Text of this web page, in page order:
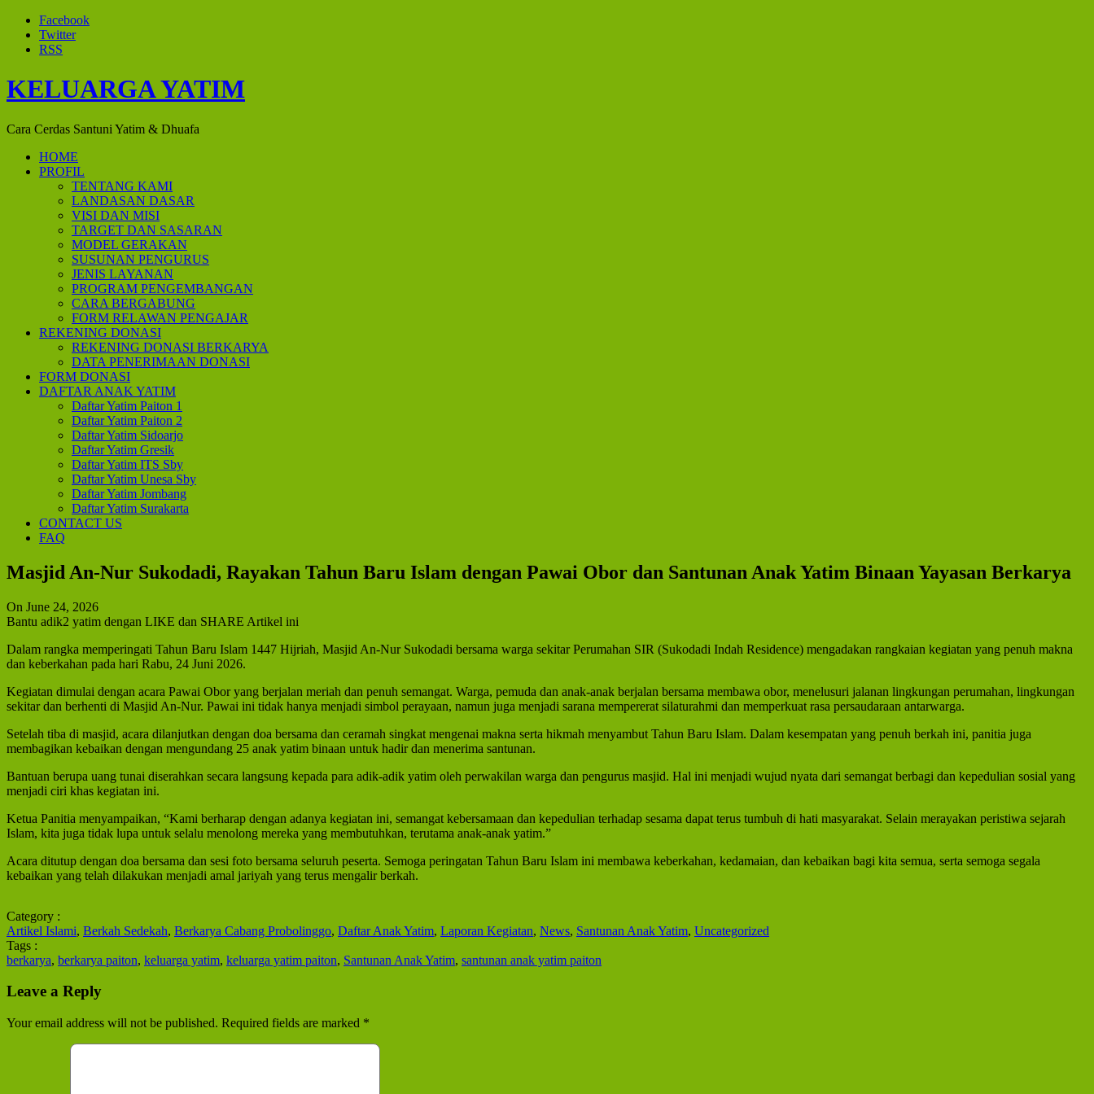
Facebook
Twitter
RSS
KELUARGA YATIM
Cara Cerdas Santuni Yatim & Dhuafa
HOME
PROFIL
TENTANG KAMI
LANDASAN DASAR
VISI DAN MISI
TARGET DAN SASARAN
MODEL GERAKAN
SUSUNAN PENGURUS
JENIS LAYANAN
PROGRAM PENGEMBANGAN
CARA BERGABUNG
FORM RELAWAN PENGAJAR
REKENING DONASI
REKENING DONASI BERKARYA
DATA PENERIMAAN DONASI
FORM DONASI
DAFTAR ANAK YATIM
Daftar Yatim Paiton 1
Daftar Yatim Paiton 2
Daftar Yatim Sidoarjo
Daftar Yatim Gresik
Daftar Yatim ITS Sby
Daftar Yatim Unesa Sby
Daftar Yatim Jombang
Daftar Yatim Surakarta
CONTACT US
FAQ
Masjid An-Nur Sukodadi, Rayakan Tahun Baru Islam dengan Pawai Obor dan Santunan Anak Yatim Binaan Yayasan Berkarya
On June 24, 2026
Bantu adik2 yatim dengan LIKE dan SHARE Artikel ini
Dalam rangka memperingati Tahun Baru Islam 1447 Hijriah, Masjid An-Nur Sukodadi bersama warga sekitar Perumahan SIR (Sukodadi Indah Residence) mengadakan rangkaian kegiatan yang penuh makna
dan keberkahan pada hari Rabu, 24 Juni 2026.
Kegiatan dimulai dengan acara Pawai Obor yang berjalan meriah dan penuh semangat. Warga, pemuda dan anak-anak berjalan bersama membawa obor, menelusuri jalanan lingkungan perumahan, lingkungan
sekitar dan berhenti di Masjid An-Nur. Pawai ini tidak hanya menjadi simbol perayaan, namun juga menjadi sarana mempererat silaturahmi dan memperkuat rasa persaudaraan antarwarga.
Setelah tiba di masjid, acara dilanjutkan dengan doa bersama dan ceramah singkat mengenai makna serta hikmah menyambut Tahun Baru Islam. Dalam kesempatan yang penuh berkah ini, panitia juga
membagikan kebaikan dengan mengundang 25 anak yatim binaan untuk hadir dan menerima santunan.
Bantuan berupa uang tunai diserahkan secara langsung kepada para adik-adik yatim oleh perwakilan warga dan pengurus masjid. Hal ini menjadi wujud nyata dari semangat berbagi dan kepedulian sosial yang
menjadi ciri khas kegiatan ini.
Ketua Panitia menyampaikan, “Kami berharap dengan adanya kegiatan ini, semangat kebersamaan dan kepedulian terhadap sesama dapat terus tumbuh di hati masyarakat. Selain merayakan peristiwa sejarah
Islam, kita juga tidak lupa untuk selalu menolong mereka yang membutuhkan, terutama anak-anak yatim.”
Acara ditutup dengan doa bersama dan sesi foto bersama seluruh peserta. Semoga peringatan Tahun Baru Islam ini membawa keberkahan, kedamaian, dan kebaikan bagi kita semua, serta semoga segala
kebaikan yang telah dilakukan menjadi amal jariyah yang terus mengalir berkah.
Category :
Artikel Islami, Berkah Sedekah, Berkarya Cabang Probolinggo, Daftar Anak Yatim, Laporan Kegiatan, News, Santunan Anak Yatim, Uncategorized
Tags :
berkarya, berkarya paiton, keluarga yatim, keluarga yatim paiton, Santunan Anak Yatim, santunan anak yatim paiton
Leave a Reply
Your email address will not be published. Required fields are marked *